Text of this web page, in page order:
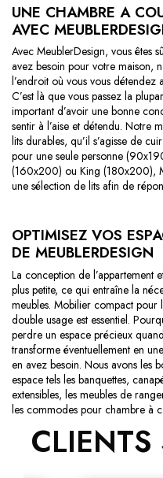
UNE CHAMBRE A
AVEC
Avec MeublerDesign, vous êtes
avez besoin pour votre maison,
l’endroit où vous vous détendez
C’est là que vous passez la
important d’avoir une bonne
sentir à l’aise et détendu. Notre
lits durables, qu’il s’agisse de
pour une seule personne
(160x200) ou King (180x200),
une sélection de lits afin de
OPTIMISEZ VOS
DE MEUBLERDESIGN
La conception de l’appartement
plus petite, ce qui entraîne la
meubles. Mobilier compact pour
double usage est essentiel.
perdre un espace précieux
transforme éventuellement en
en avez besoin. Nous avons les
espace tels les banquettes,
extensibles, les meubles de
les commodes pour chambre à
CLIENTS